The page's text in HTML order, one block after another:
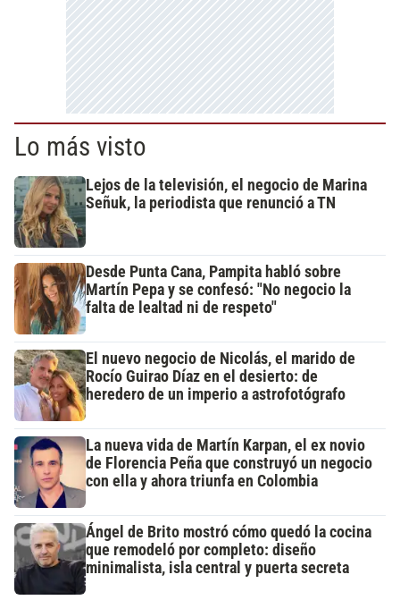
Lo más visto
Lejos de la televisión, el negocio de Marina
Señuk, la periodista que renunció a TN
Desde Punta Cana, Pampita habló sobre
Martín Pepa y se confesó: "No negocio la
falta de lealtad ni de respeto"
El nuevo negocio de Nicolás, el marido de
Rocío Guirao Díaz en el desierto: de
heredero de un imperio a astrofotógrafo
La nueva vida de Martín Karpan, el ex novio
de Florencia Peña que construyó un negocio
con ella y ahora triunfa en Colombia
Ángel de Brito mostró cómo quedó la cocina
que remodeló por completo: diseño
minimalista, isla central y puerta secreta